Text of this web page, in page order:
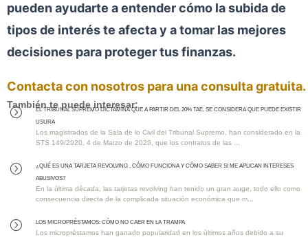
pueden ayudarte a entender cómo la subida de
tipos de interés te afecta y a tomar las mejores
decisiones para proteger tus finanzas.
Contacta con nosotros para una consulta gratuita.
También te puede interesar:
=
EL TRIBUNAL SUPREMO DICTAMINA QUE A PARTIR DEL 20% TAE, SE CONSIDERA QUE PUEDE EXISTIR
USURA
Los magistrados de la Sala de lo Civil del Tribunal Supremo, han considerado en la
STS 149/2020, 4 de Marzo de 2020, que los contratos de las ...
=
¿QUÉ ES UNA TARJETA REVOLVING , CÓMO FUNCIONA Y CÓMO SABER SI ME APLICAN INTERESES
ABUSIVOS?
En la última década, las tarjetas revolving han tenido un gran auge, todo ello como
consecuencia directa de la complicada situación económica que m...
= Los MICROPRÉSTAMOS: Cómo No Caer en la Trampa
Los micropréstamos han ganado popularidad en los últimos años debido a su